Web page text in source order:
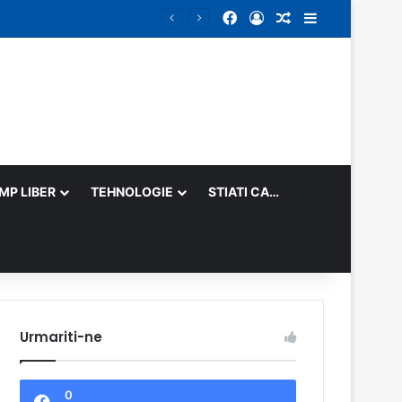
Facebook
Log InRandom Article
LIBER TEHNOLOGIE STIATI CA…
Urmariti-ne
0